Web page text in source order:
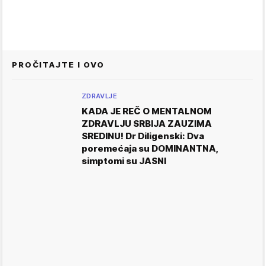
PROČITAJTE I OVO
ZDRAVLJE
KADA JE REČ O MENTALNOM
ZDRAVLJU SRBIJA ZAUZIMA
SREDINU! Dr Diligenski: Dva
poremećaja su DOMINANTNA,
simptomi su JASNI